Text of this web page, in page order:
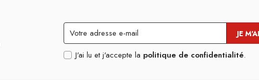
J'ai lu et j'accepte la politique de confidentialité.